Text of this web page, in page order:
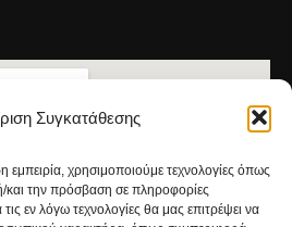
Συγκατάθεσης
εμπειρία, χρησιμοποιούμε τεχνολογίες όπως
την πρόσβαση σε πληροφορίες
εν λόγω τεχνολογίες θα μας επιτρέψει να